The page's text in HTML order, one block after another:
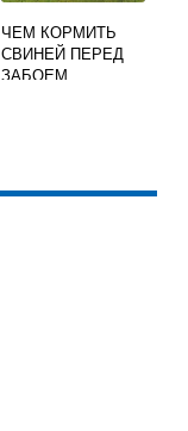
ЧЕМ КОРМИТЬ
СВИНЕЙ ПЕРЕД
ЗАБОЕМ